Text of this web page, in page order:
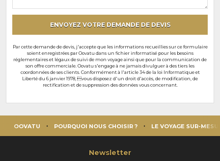
ENVOYEZ VOTRE DEMANDE DE DEVIS
Par cette demande de devis, j'accepte que les informations recueillies sur ce formulaire
soient enregistrées par Oovatu dans un fichier informatisé pour les besoins
réglementaires et légaux de suivi de mon voyage ainsi que pour la communication de
son offre commerciale. Oovatu s'engage à ne jamais divulguer à des tiers les
coordonnées de ses clients. Conformément à l'article 34 de la loi Informatique et
Liberté du 6 janvier 1978, vous disposez d'un droit d'accès, de modification, de
rectification et de suppression des données vous concernant.
OOVATU POURQUOI NOUS CHOISIR ? LE VOYAGE SUR-
Newsletter